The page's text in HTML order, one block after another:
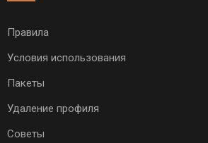
Правила
Условия использования
Пакеты
Удаление профиля
Советы